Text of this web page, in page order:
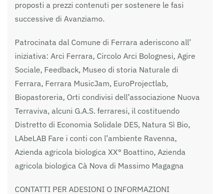
proposti a prezzi contenuti per sostenere le fasi
successive di Avanziamo.
Patrocinata dal Comune di Ferrara aderiscono all’
iniziativa: Arci Ferrara, Circolo Arci Bolognesi, Agire
Sociale, Feedback, Museo di storia Naturale di
Ferrara, Ferrara MusicJam, EuroProjectlab,
Biopastoreria, Orti condivisi dell’associazione Nuova
Terraviva, alcuni G.A.S. ferraresi, il costituendo
Distretto di Economia Solidale DES, Natura Sì Bio,
LAbeLAB Fare i conti con l’ambiente Ravenna,
Azienda agricola biologica XX° Boattino, Azienda
agricola biologica Cà Nova di Massimo Magagna
CONTATTI PER ADESIONI O INFORMAZIONI